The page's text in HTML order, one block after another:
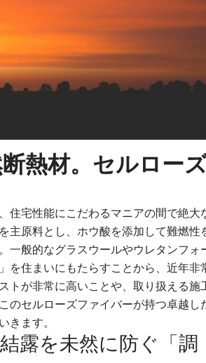
熱材。セルロー
住宅性能にこだわるマニアの間で絶大
主原料とし、ホウ酸を添加して難燃性
一般的なグラスウールやウレタンフォ
を住まいにもたらすことから、近年非
トが非常に高いことや、取り扱える施
のセルローズファイバーが持つ卓越し
きます。
露を未然に防ぐ「調